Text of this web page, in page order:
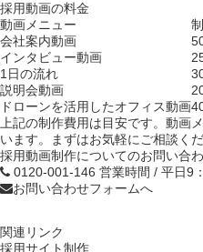
採用動画の料金
動画メニュー
会社案内動画
インタビュー動画
1日の流れ
説明会動画
ドローンを活用したオフィス動画
上記の制作費用は目安です。動画
います。まずはお気軽にご相談くだ
採用動画制作についてのお問い合
0120-001-146 営業時間 / 平日9
お問い合わせフォームへ
関連リンク
採用サイト制作